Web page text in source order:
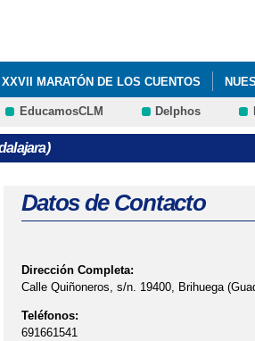
XXVII MARATÓN DE LOS CUENTOS
EducamosCLM Delphos
Datos de Contacto
Dirección Completa:
Calle Quiñoneros, s/n. 19400, Brihuega
Teléfonos:
691661541